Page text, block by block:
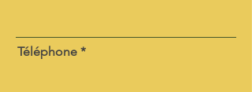
Téléphone